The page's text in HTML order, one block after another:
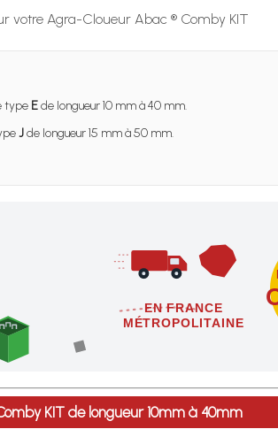
votre Agra-Cloueur Abac ® Comby KIT
type Ede longueur 10 mm à 40 mm.
Jde longueur 15 mm à 50 mm.
EN FRANCE
MÉTROPOLITAINE
métropolitaine dès l'achat de 4
KIT de longueur 10mm à 40mm